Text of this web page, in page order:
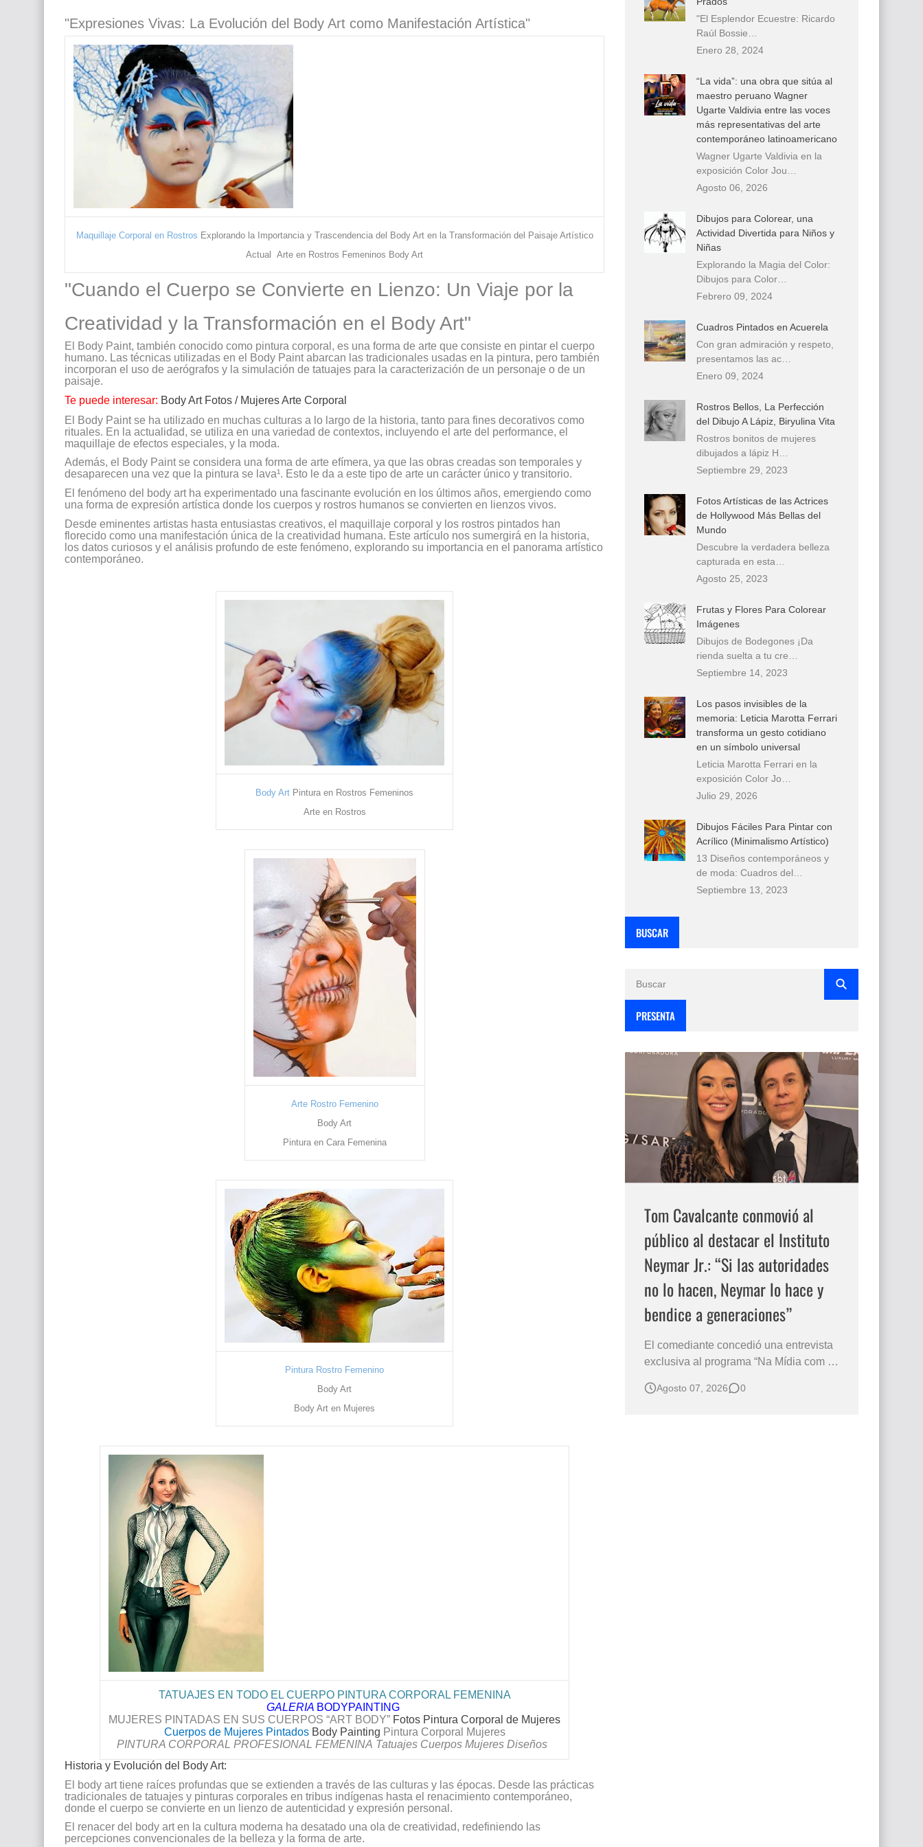
"Expresiones Vivas: La Evolución del Body Art como Manifestación Artística"
Maquillaje Corporal en Rostros Explorando la Importancia y Trascendencia del Body Art en la Transformación del Paisaje Artístico
Actual Arte en Rostros Femeninos Body Art
"Cuando el Cuerpo se Convierte en Lienzo: Un Viaje por la
Creatividad y la Transformación en el Body Art"
El Body Paint, también conocido como pintura corporal, es una forma de arte que consiste en pintar el cuerpo
humano. Las técnicas utilizadas en el Body Paint abarcan las tradicionales usadas en la pintura, pero también
incorporan el uso de aerógrafos y la simulación de tatuajes para la caracterización de un personaje o de un
paisaje.
Te puede interesar: Body Art Fotos / Mujeres Arte Corporal
El Body Paint se ha utilizado en muchas culturas a lo largo de la historia, tanto para fines decorativos como
rituales. En la actualidad, se utiliza en una variedad de contextos, incluyendo el arte del performance, el
maquillaje de efectos especiales, y la moda.
Además, el Body Paint se considera una forma de arte efímera, ya que las obras creadas son temporales y
desaparecen una vez que la pintura se lava¹. Esto le da a este tipo de arte un carácter único y transitorio.
El fenómeno del body art ha experimentado una fascinante evolución en los últimos años, emergiendo como
una forma de expresión artística donde los cuerpos y rostros humanos se convierten en lienzos vivos.
Desde eminentes artistas hasta entusiastas creativos, el maquillaje corporal y los rostros pintados han
florecido como una manifestación única de la creatividad humana. Este artículo nos sumergirá en la historia,
los datos curiosos y el análisis profundo de este fenómeno, explorando su importancia en el panorama artístico
contemporáneo.
Body Art Pintura en Rostros Femeninos
Arte en Rostros
Arte Rostro Femenino
Body Art
Pintura en Cara Femenina
Pintura Rostro Femenino
Body Art
Body Art en Mujeres
TATUAJES EN TODO EL CUERPO PINTURA CORPORAL FEMENINA
GALERIA BODYPAINTING
MUJERES PINTADAS EN SUS CUERPOS “ART BODY” Fotos Pintura Corporal de Mujeres
Cuerpos de Mujeres Pintados Body Painting Pintura Corporal Mujeres
PINTURA CORPORAL PROFESIONAL FEMENINA Tatuajes Cuerpos Mujeres Diseños
Historia y Evolución del Body Art:
El body art tiene raíces profundas que se extienden a través de las culturas y las épocas. Desde las prácticas
tradicionales de tatuajes y pinturas corporales en tribus indígenas hasta el renacimiento contemporáneo,
donde el cuerpo se convierte en un lienzo de autenticidad y expresión personal.
El renacer del body art en la cultura moderna ha desatado una ola de creatividad, redefiniendo las
percepciones convencionales de la belleza y la forma de arte.
"El Esplendor Ecuestre: Ricardo
Raúl Bossie…
Enero 28, 2024
“La vida”: una obra que sitúa al
maestro peruano Wagner
Ugarte Valdivia entre las voces
más representativas del arte
contemporáneo latinoamericano
Wagner Ugarte Valdivia en la
exposición Color Jou…
Agosto 06, 2026
Dibujos para Colorear, una
Actividad Divertida para Niños y
Niñas
Explorando la Magia del Color:
Dibujos para Color…
Febrero 09, 2024
Cuadros Pintados en Acuerela
Con gran admiración y respeto,
presentamos las ac…
Enero 09, 2024
Rostros Bellos, La Perfección
del Dibujo A Lápiz, Biryulina Vita
Rostros bonitos de mujeres
dibujados a lápiz H…
Septiembre 29, 2023
Fotos Artísticas de las Actrices
de Hollywood Más Bellas del
Mundo
Descubre la verdadera belleza
capturada en esta…
Agosto 25, 2023
Frutas y Flores Para Colorear
Imágenes
Dibujos de Bodegones ¡Da
rienda suelta a tu cre…
Septiembre 14, 2023
Los pasos invisibles de la
memoria: Leticia Marotta Ferrari
transforma un gesto cotidiano
en un símbolo universal
Leticia Marotta Ferrari en la
exposición Color Jo…
Julio 29, 2026
Dibujos Fáciles Para Pintar con
Acrílico (Minimalismo Artístico)
13 Diseños contemporáneos y
de moda: Cuadros del…
Septiembre 13, 2023
BUSCAR
PRESENTA
Tom Cavalcante conmovió al
público al destacar el Instituto
Neymar Jr.: “Si las autoridades
no lo hacen, Neymar lo hace y
bendice a generaciones”
El comediante concedió una entrevista
exclusiva al programa “Na Mídia com a
Subasta del Instituto Neymar Jr., uno de
Agosto 07, 2026 0